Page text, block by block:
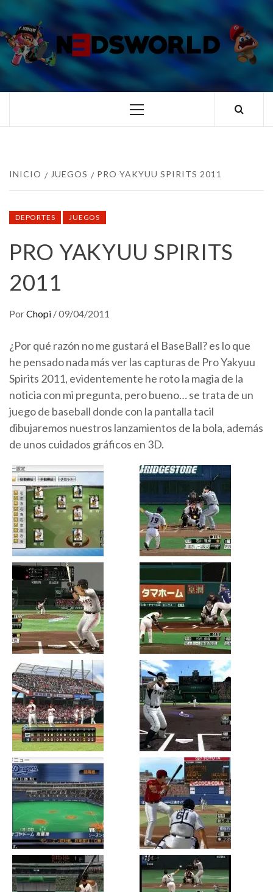
al
contenido
TUS ESPECIALISTAS EN NINTENDO
Menú
INICIO JUEGOS PRO YAKYUU SPIRITS 2011
DEPORTES JUEGOS
PRO YAKYUU SPIRITS
2011
PorChopi /09/04/2011
¿Por qué razón no me gustará el BaseBall? es lo que
he pensado nada más ver las capturas de Pro Yakyuu
Spirits 2011, evidentemente he roto la magia de la
noticia con mi pregunta, pero bueno… se trata de un
juego de baseball donde con la pantalla tacil
dibujaremos nuestros lanzamientos de la bola, además
de unos cuidados gráficos en 3D.